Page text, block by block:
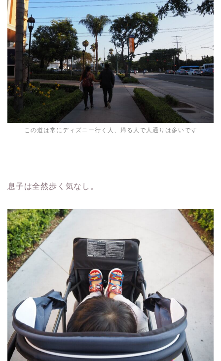
この道は常にディズニー行く人、帰る人で人通りは多いです
息子は全然歩く気なし。